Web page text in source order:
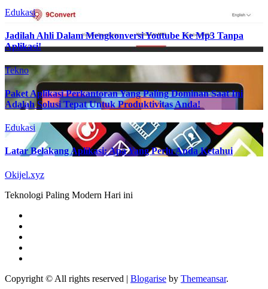
Edukasi
Jadilah Ahli Dalam Mengkonversi Youtube Ke Mp3 Tanpa
Aplikasi!
Tekno
Paket Aplikasi Perkantoran Yang Paling Dominan Saat Ini
Adalah Solusi Tepat Untuk Produktivitas Anda!
Edukasi
Latar Belakang Aplikasi: Apa Yang Perlu Anda Ketahui
Okijel.xyz
Teknologi Paling Modern Hari ini
Copyright © All rights reserved | Blogarise by Themeansar.